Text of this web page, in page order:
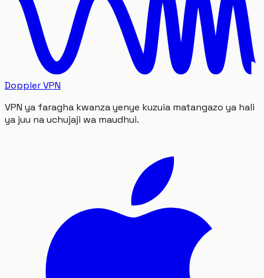
Doppler VPN
VPN ya faragha kwanza yenye kuzuia matangazo ya hali
ya juu na uchujaji wa maudhui.